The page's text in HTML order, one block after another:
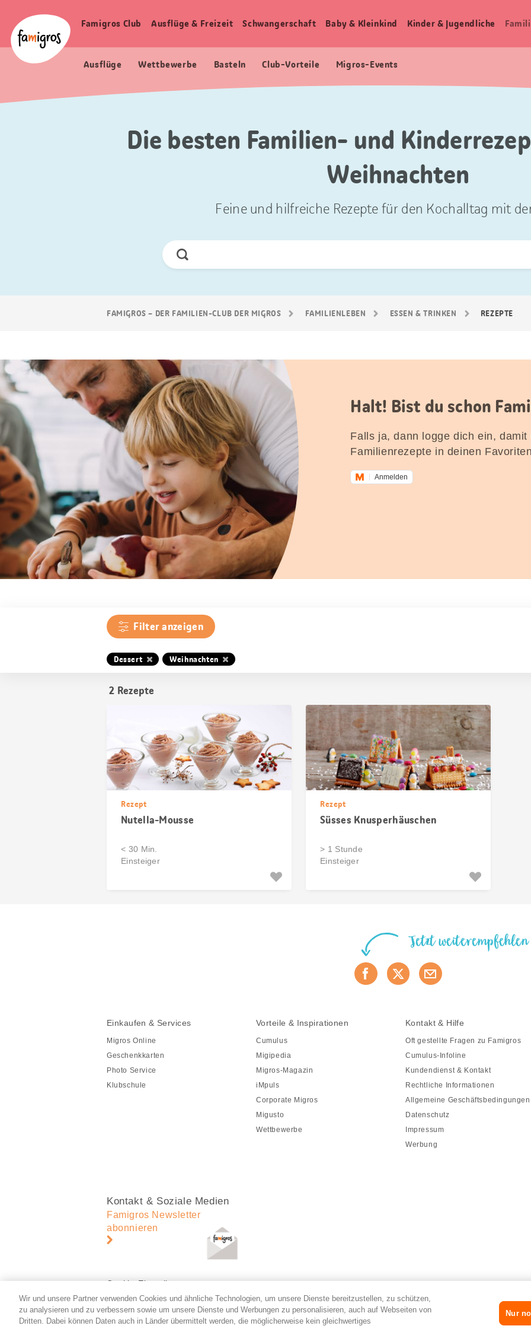
Navigation
Logo
Haupt
Famigros Club Ausflüge & Freizeit Schwangerschaft Baby & Kleinkind Kinder & Jugendliche
Ausflüge Wettbewerbe Basteln Club-Vorteile Migros-Events
Die besten Familien- und
Weihnachten
Feine und hilfreiche Rezepte für den Kochalltag mit
Jetzt
FAMIGROS – DER FAMILIEN-CLUB DER MIGROS FAMILIEN­LEBEN ESSEN & TRINKEN REZEPTE
Halt! Bist du schon
Falls ja, dann logge dich ein, damit
Familienrezepte in deinen
Anmelden
Filter anzeigen
Dessert Weihnachten
2 Rezepte
Rezept
Nutella-Mousse
< 30 Min.
Einsteiger
Rezept
Süsses Knusperhäuschen
> 1 Stunde
Einsteiger
Jetzt weiterempfehlen
Einkaufen & Services
Migros Online
Geschenkkarten
Photo Service
Klubschule
Vorteile & Inspirationen
Cumulus
Migipedia
Migros-Magazin
iMpuls
Corporate Migros
Migusto
Wettbewerbe
Kontakt & Hilfe
Oft gestellte Fragen zu Famigros
Cumulus-Infoline
Kundendienst & Kontakt
Rechtliche Informationen
Allgemeine Geschäftsbedingungen
Datenschutz
Impressum
Werbung
Kontakt & Soziale Medien
Famigros Newsletter
abonnieren
Cookie-Einstellungen
© 2026 Migros-Genossenschafts-Bund
Wir und unsere Partner verwenden Cookies und ähnliche Technologien, um unsere Dienste bereitzustellen, zu schützen,
zu analysieren und zu verbessern sowie um unsere Dienste und Werbungen zu personalisieren, auch auf Webseiten von
Dritten. Dabei können Daten auch in Länder übermittelt werden, die möglicherweise kein gleichwertiges
Nur